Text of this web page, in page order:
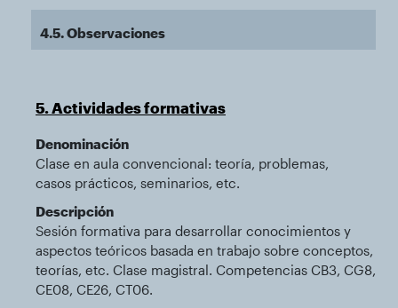
4.5. Observaciones
5. Actividades formativas
Denominación
Clase en aula convencional: teoría, problemas,
casos prácticos, seminarios, etc.
Descripción
Sesión formativa para desarrollar conocimientos y
aspectos teóricos basada en trabajo sobre conceptos,
teorías, etc. Clase magistral. Competencias CB3, CG8,
CE08, CE26, CT06.